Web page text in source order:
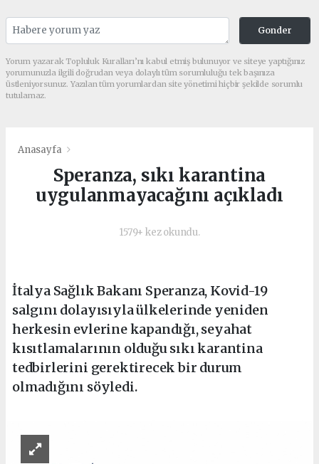
Gonder
Yorum yazarak Topluluk Kuralları’nı kabul etmiş bulunuyor ve siteye yaptığınız
yorumunuzla ilgili doğrudan veya dolaylı tüm sorumluluğu tek başınıza
üstleniyorsunuz. Yazılan tüm yorumlardan site yönetimi hiçbir şekilde sorumlu
tutulamaz.
Anasayfa
Speranza, sıkı karantina
uygulanmayacağını açıkladı
1579+ kez okundu.
İtalya Sağlık Bakanı Speranza, Kovid-19
salgını dolayısıyla ülkelerinde yeniden
herkesin evlerine kapandığı, seyahat
kısıtlamalarının olduğu sıkı karantina
tedbirlerini gerektirecek bir durum
olmadığını söyledi.